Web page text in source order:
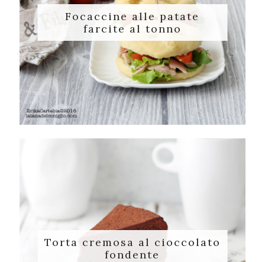
Focaccine alle patate
farcite al tonno
Torta cremosa al cioccolato
fondente